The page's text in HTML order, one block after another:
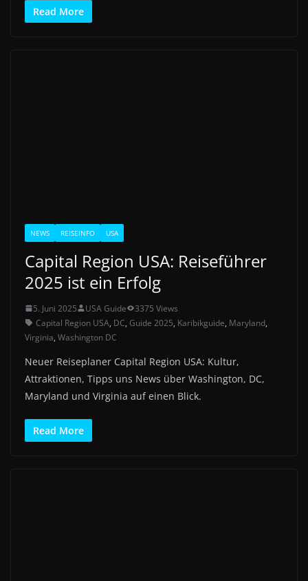
Read More
NEWS REISEINFO USA
Capital Region USA: Reiseführer
2025 ist ein Erfolg
5. Juni 2025 USA Guide
3375 Views
Capital Region USA, DC, Guide 2025, Karibikguide, Maryland,
Virginia, Washington DC
Neuer Reiseplaner Capital Region USA: Kultur,
Attraktionen, Tipps uns News über Washington, DC,
Maryland und Virginia auf einen Blick.
Read More